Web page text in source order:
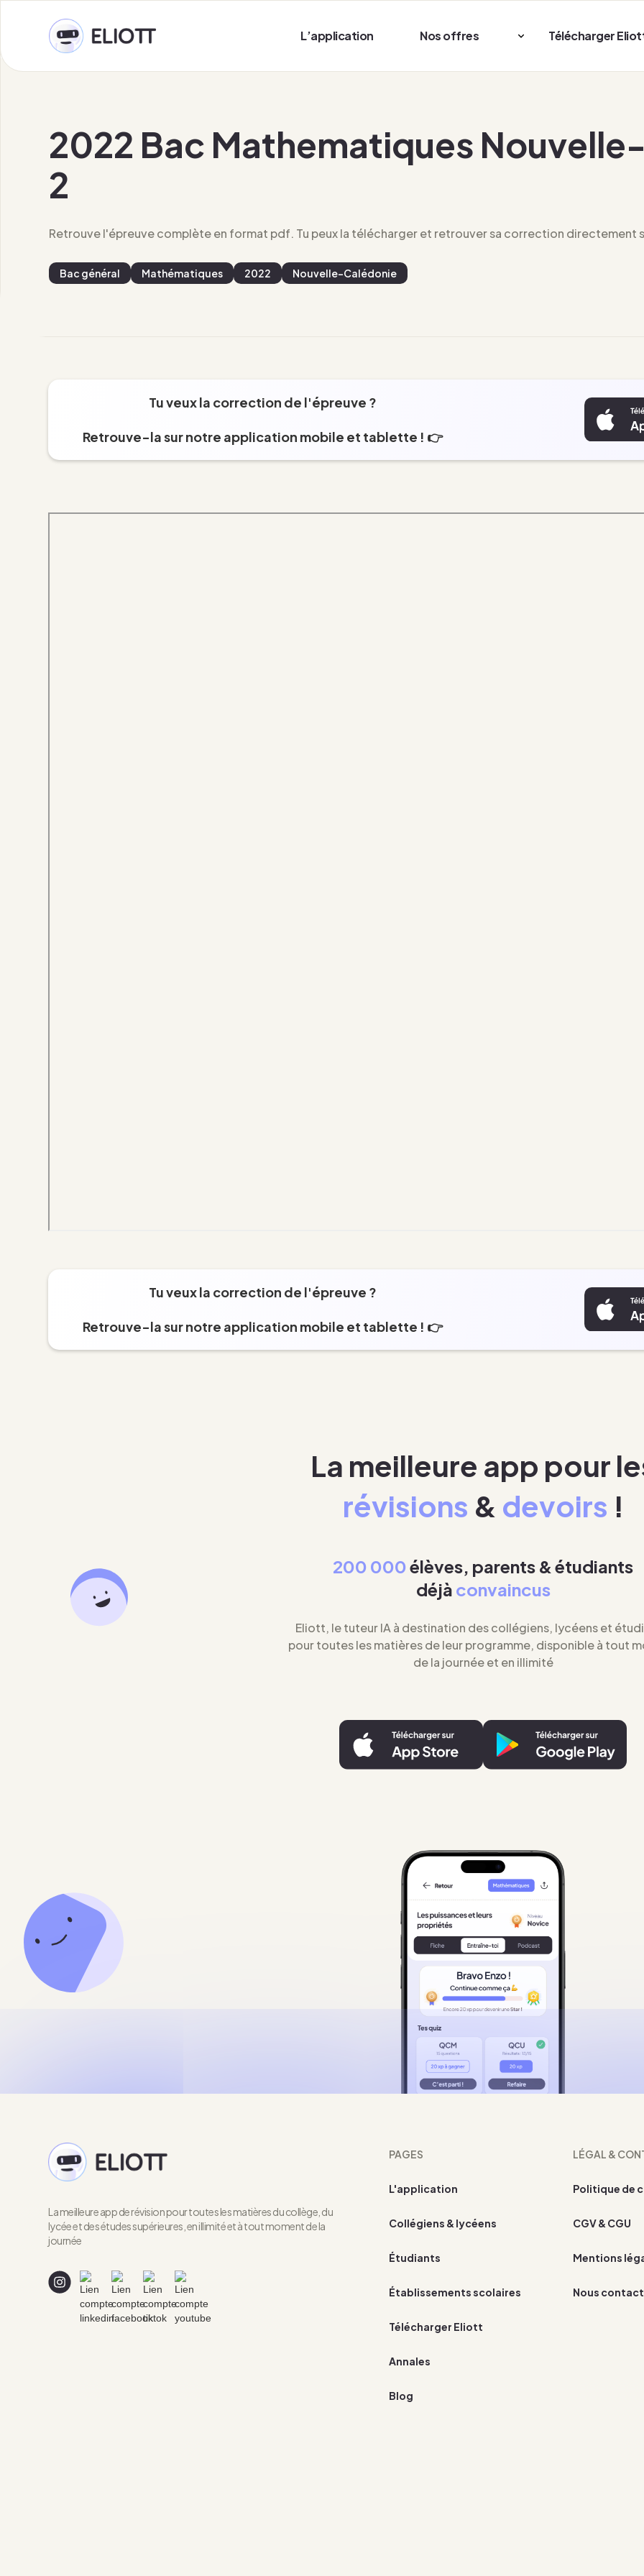
L’application Nos offres Télécharger
2022 Bac Mathematiques
2
Retrouve l'épreuve complète en format pdf. Tu peux la télécharger et retrouver sa correction directement
Bac général Mathématiques 2022 Nouvelle-Calédonie
Tu veux la correction de l'épreuve ?
Retrouve-la sur notre application mobile et tablette ! 👉
Tu veux la correction de l'épreuve ?
Retrouve-la sur notre application mobile et tablette ! 👉
La meilleure app pour
révisions & devoirs !
200 000élèves, parents & étudiants
déjà convaincus
Eliott, le tuteur IA à destination des collégiens, lycéens et
pour toutes les matières de leur programme, disponible à tout
de la journée et en illimité
La meilleure app de révision pour toutes les matières du collège, du
lycée et des études supérieures, en illimité et à tout moment de la
journée
PAGES
L'application
Collégiens & lycéens
Étudiants
Établissements scolaires
Télécharger Eliott
Annales
Blog
LÉGAL &
Politique de
CGV & CGU
Mentions
Nous